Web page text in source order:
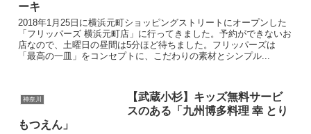
ーキ
2018年1月25日に横浜元町ショッピングストリートにオープンした
「フリッパーズ 横浜元町店」に行ってきました。予約ができないお
店なので、土曜日の昼間は5分ほど待ちました。フリッパーズは
「最高の一皿」をコンセプトに、こだわりの素材とシンプル...
神奈川
【武蔵小杉】キッズ無料サービ
スのある「九州博多料理 幸 とり
もつえん」